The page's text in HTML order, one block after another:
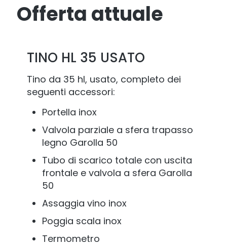
Offerta attuale
TINO HL 35 USATO
Tino da 35 hl, usato, completo dei
seguenti accessori:
Portella inox
Valvola parziale a sfera trapasso
legno Garolla 50
Tubo di scarico totale con uscita
frontale e valvola a sfera Garolla
50
Assaggia vino inox
Poggia scala inox
Termometro